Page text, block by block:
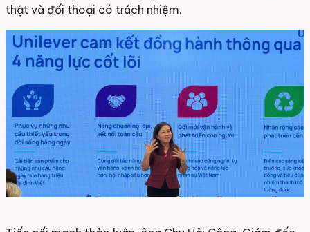
thật và đối thoại có trách nhiệm.